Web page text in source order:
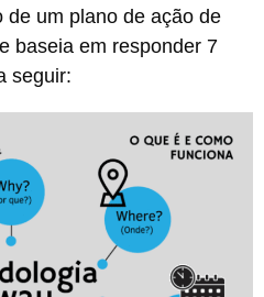
de um plano de ação de
baseia em responder 7
seguir: